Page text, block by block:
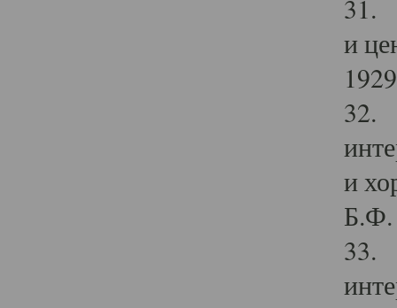
31.
и
32.
и
Б.Ф.
33.